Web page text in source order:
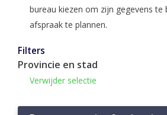
bureau kiezen om zijn gegevens te
afspraak te plannen.
Filters
Provincie en stad
Verwijder selectie